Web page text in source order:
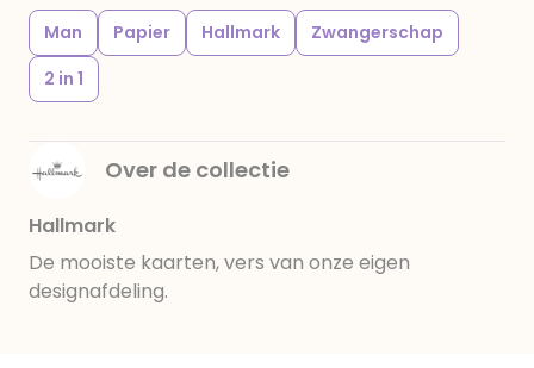
Man Papier Hallmark
Zwangerschap
2 in 1
Over de collectie
Hallmark
De mooiste kaarten, vers van onze eigen
designafdeling.